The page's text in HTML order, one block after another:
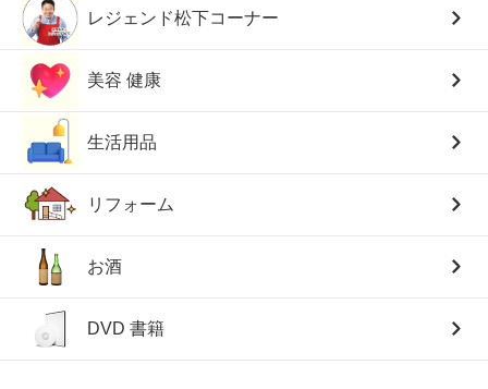
レジェンド松下コーナー
美容 健康
生活用品
リフォーム
お酒
DVD 書籍